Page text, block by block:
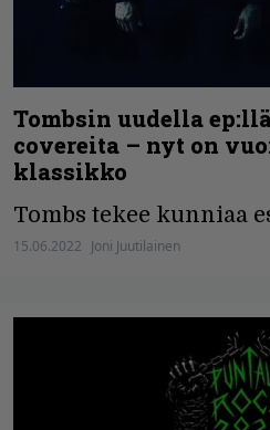
Tombsin uudella
covereita – nyt on
klassikko
Tombs tekee kunniaa
15.06.2022 Joni Juutilainen